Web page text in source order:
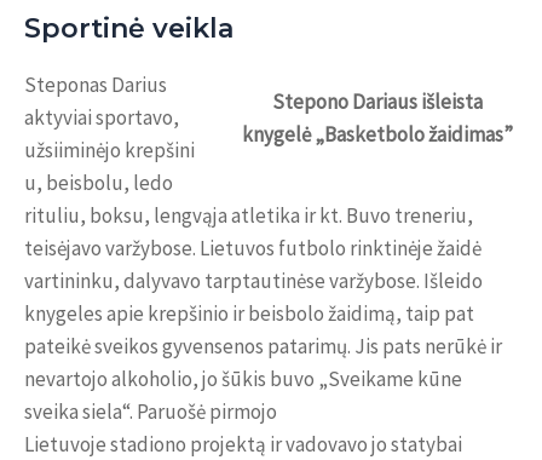
Sportinė veikla
Stepono Dariaus išleista
knygelė „Basketbolo žaidimas”
Steponas Darius
aktyviai sportavo,
užsiiminėjo krepšini
u, beisbolu, ledo
rituliu, boksu, lengvąja atletika ir kt. Buvo treneriu,
teisėjavo varžybose. Lietuvos futbolo rinktinėje žaidė
vartininku, dalyvavo tarptautinėse varžybose. Išleido
knygeles apie krepšinio ir beisbolo žaidimą, taip pat
pateikė sveikos gyvensenos patarimų. Jis pats nerūkė ir
nevartojo alkoholio, jo šūkis buvo „Sveikame kūne
sveika siela“. Paruošė pirmojo
Lietuvoje stadiono projektą ir vadovavo jo statybai